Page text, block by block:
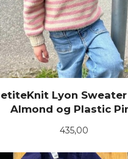
Lyon
Almond og Plastic
Pris
435,00